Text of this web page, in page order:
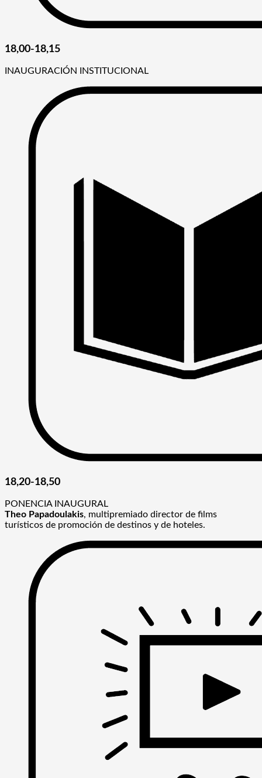
18,00-18,15
INAUGURACIÓN INSTITUCIONAL
18,20-18,50
PONENCIA INAUGURAL
Theo Papadoulakis, multipremiado director de films
turísticos de promoción de destinos y de hoteles.